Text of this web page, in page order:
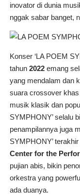
inovator di dunia
nggak sabar banget,
Konser ‘LA POEM
tahun 2022 emang
yang mendalam dan
suara crossover khas
musik klasik dan
SYMPHONY’ selalu
penampilannya juga
SYMPHONY’
Center for the
pujian abis, bikin
orkestra yang
ada duanya.